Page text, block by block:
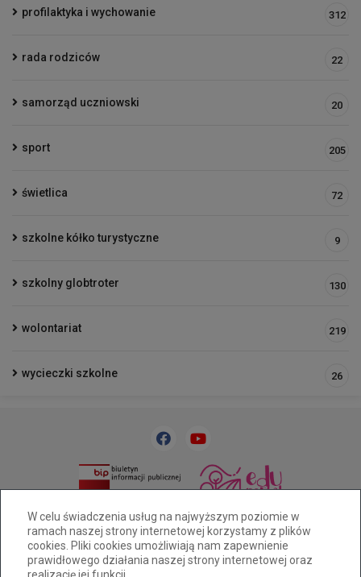
W celu świadczenia usług na najwyższym poziomie w
ramach naszej strony internetowej korzystamy z plików
cookies. Pliki cookies umożliwiają nam zapewnienie
prawidłowego działania naszej strony internetowej oraz
profilaktyka i wychowanie 312
rada rodziców 22
samorząd uczniowski 20
sport 205
świetlica 72
szkolne kółko turystyczne 9
szkolny globtroter 130
wolontariat 219
wycieczki szkolne 26
33 818 31 84
sp32@cuw.bielsko-biala.pl
Bielsko-Biała, ul. Cieszyńska 393
Deklaracja dostępności